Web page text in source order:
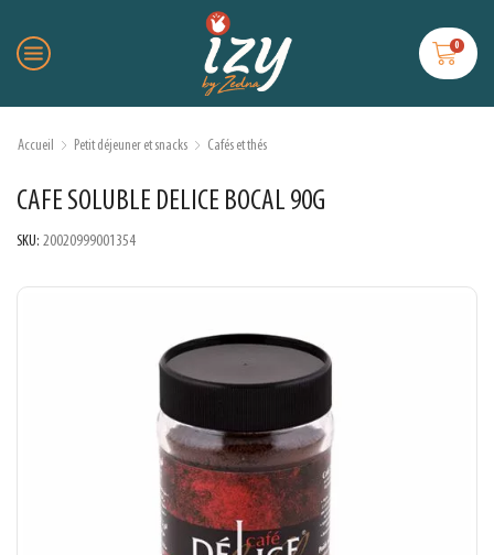
0
Accueil Petit déjeuner et snacks Cafés et thés
CAFE SOLUBLE DELICE BOCAL 90G
SKU: 20020999001354